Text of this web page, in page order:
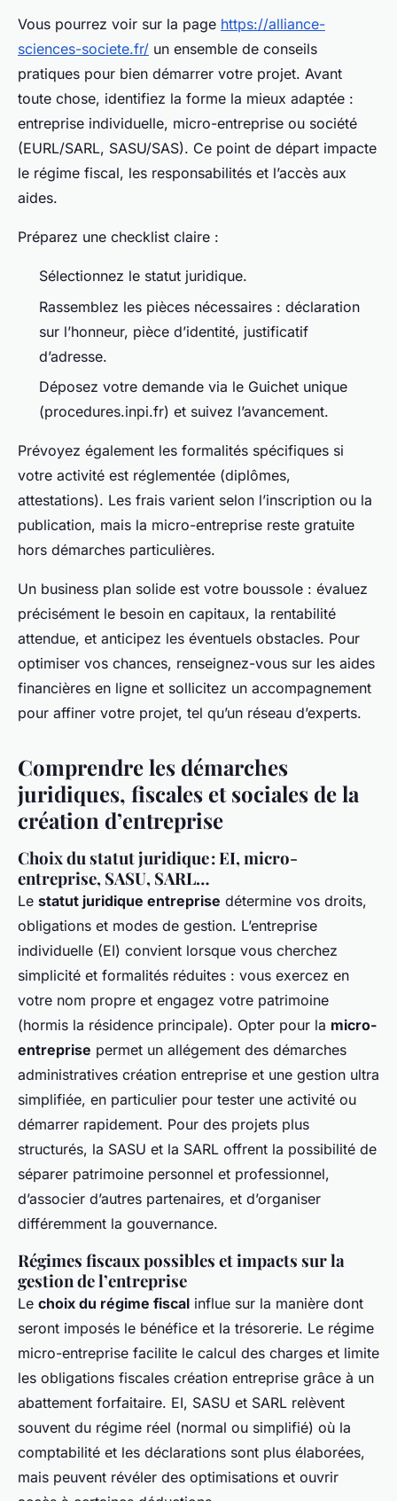
Vous pourrez voir sur la page https://alliance-
sciences-societe.fr/ un ensemble de conseils
pratiques pour bien démarrer votre projet. Avant
toute chose, identifiez la forme la mieux adaptée :
entreprise individuelle, micro-entreprise ou société
(EURL/SARL, SASU/SAS). Ce point de départ impacte
le régime fiscal, les responsabilités et l’accès aux
aides.
Préparez une checklist claire :
Sélectionnez le statut juridique.
Rassemblez les pièces nécessaires : déclaration
sur l’honneur, pièce d’identité, justificatif
d’adresse.
Déposez votre demande via le Guichet unique
(procedures.inpi.fr) et suivez l’avancement.
Prévoyez également les formalités spécifiques si
votre activité est réglementée (diplômes,
attestations). Les frais varient selon l’inscription ou la
publication, mais la micro-entreprise reste gratuite
hors démarches particulières.
Un business plan solide est votre boussole : évaluez
précisément le besoin en capitaux, la rentabilité
attendue, et anticipez les éventuels obstacles. Pour
optimiser vos chances, renseignez-vous sur les aides
financières en ligne et sollicitez un accompagnement
pour affiner votre projet, tel qu’un réseau d’experts.
Comprendre les démarches
juridiques, fiscales et sociales de la
création d’entreprise
Choix du statut juridique : EI, micro-
entreprise, SASU, SARL…
Le statut juridique entreprise détermine vos droits,
obligations et modes de gestion. L’entreprise
individuelle (EI) convient lorsque vous cherchez
simplicité et formalités réduites : vous exercez en
votre nom propre et engagez votre patrimoine
(hormis la résidence principale). Opter pour la micro-
entreprise permet un allégement des démarches
administratives création entreprise et une gestion ultra
simplifiée, en particulier pour tester une activité ou
démarrer rapidement. Pour des projets plus
structurés, la SASU et la SARL offrent la possibilité de
séparer patrimoine personnel et professionnel,
d’associer d’autres partenaires, et d’organiser
différemment la gouvernance.
Régimes fiscaux possibles et impacts sur la
gestion de l’entreprise
Le choix du régime fiscal influe sur la manière dont
seront imposés le bénéfice et la trésorerie. Le régime
micro-entreprise facilite le calcul des charges et limite
les obligations fiscales création entreprise grâce à un
abattement forfaitaire. EI, SASU et SARL relèvent
souvent du régime réel (normal ou simplifié) où la
comptabilité et les déclarations sont plus élaborées,
mais peuvent révéler des optimisations et ouvrir